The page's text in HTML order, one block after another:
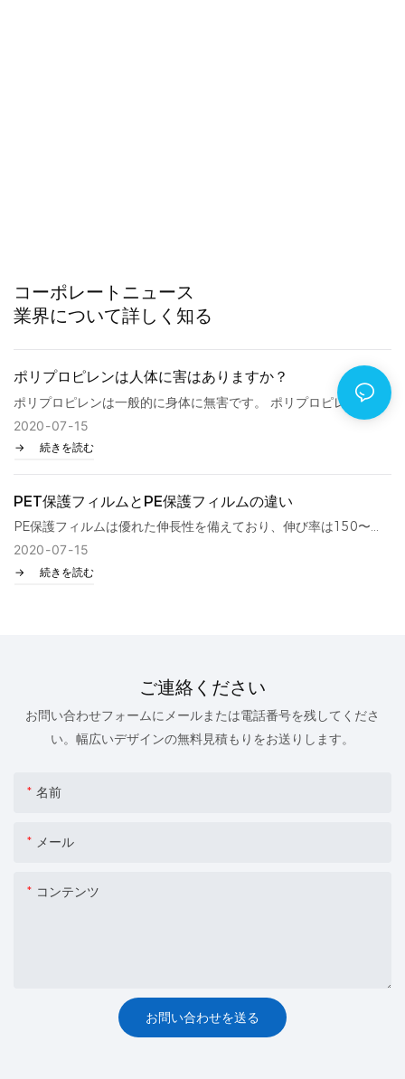
コーポレートニュース
業界について詳しく知る
ポリプロピレンは人体に害はありますか？
ポリプロピレンは一般的に身体に無害です。 ポリプロピレンはプ
ラスチックの一種であり、ポリプロピレン製品は一般に身体に無
害ですが、選択された製品が基準を満たしていない場合、皮膚ア
レルギーや呼吸器刺激症状を引き起こす可能性があります。
2020 07 15
続きを読む
PET保護フィルムとPE保護フィルムの違い
PE保護フィルムは優れた伸長性を備えており、伸び率は150〜
300％の範囲であり、さまざまな目的に応じてさまざまな効果を
達成できます。 PET保護フィルムは伸長性がなく、変形しにく
2020 07 15
続きを読む
ご連絡ください
お問い合わせフォームにメールまたは電話番号を残してくださ
い。幅広いデザインの無料見積もりをお送りします。
名前
メール
コンテンツ
お問い合わせを送る